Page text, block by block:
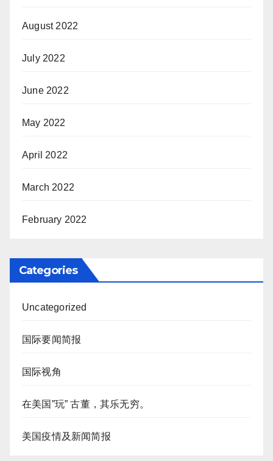
August 2022
July 2022
June 2022
May 2022
April 2022
March 2022
February 2022
Categories
Uncategorized
国际要闻简报
国际视角
在美国”玩” 古董，其乐无穷。
美国疫情及新闻简报